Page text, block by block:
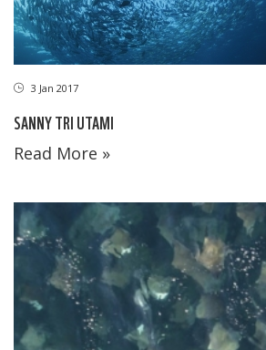
3 Jan 2017
SANNY TRI UTAMI
Read More »